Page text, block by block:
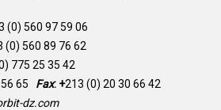
(0) 560 97 59 06
(0) 560 89 76 62
775 25 35 42
65 Fax: +213 (0) 20 30 66 42
dz.com